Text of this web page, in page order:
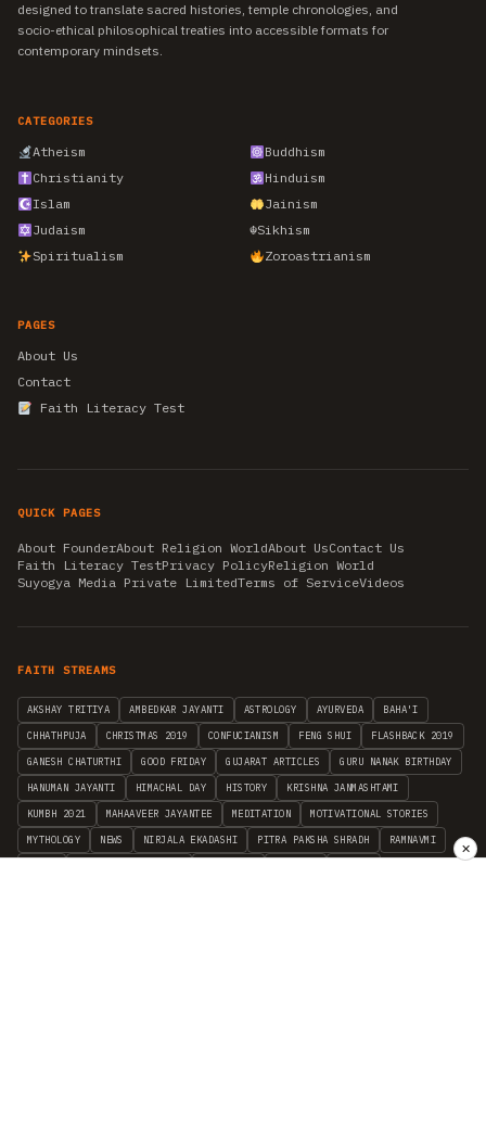
designed to translate sacred histories, temple chronologies, and
socio-ethical philosophical treaties into accessible formats for
contemporary mindsets.
CATEGORIES
Atheism
Buddhism
Christianity
Hinduism
Islam
Jainism
Judaism
☬Sikhism
Spiritualism
Zoroastrianism
PAGES
About Us
Contact
Faith Literacy Test
QUICK PAGES
About FounderAbout Religion WorldAbout UsContact Us
Faith Literacy TestPrivacy PolicyReligion World
Suyogya Media Private LimitedTerms of ServiceVideos
FAITH STREAMS
AKSHAY TRITIYA AMBEDKAR JAYANTI ASTROLOGY AYURVEDA BAHA'I
CHHATHPUJA CHRISTMAS 2019 CONFUCIANISM FENG SHUI FLASHBACK 2019
GANESH CHATURTHI GOOD FRIDAY GUJARAT ARTICLES GURU NANAK BIRTHDAY
HANUMAN JAYANTI HIMACHAL DAY HISTORY KRISHNA JANMASHTAMI
KUMBH 2021 MAHAAVEER JAYANTEE MEDITATION MOTIVATIONAL STORIES
MYTHOLOGY NEWS NIRJALA EKADASHI PITRA PAKSHA SHRADH RAMNAVMI
✕